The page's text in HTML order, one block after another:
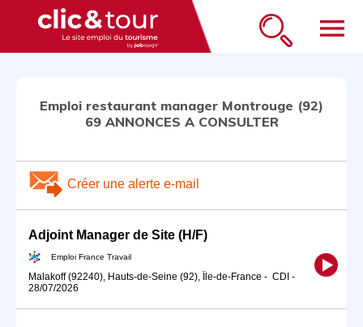
menu
Emploi restaurant manager Montrouge (92)
69 ANNONCES A CONSULTER
Créer une alerte e-mail
Adjoint Manager de Site (H/F)
Emploi France Travail
Malakoff (92240), Hauts-de-Seine (92), Île-de-France - CDI -
28/07/2026